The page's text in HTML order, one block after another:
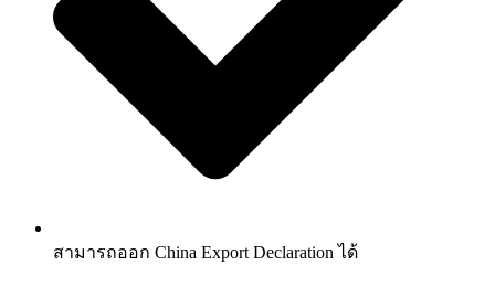
สามารถออก China Export Declaration ได้